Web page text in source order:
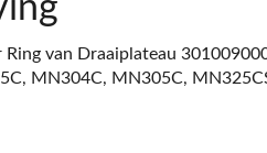
Ring van Draaiplateau
MN304C, MN305C,